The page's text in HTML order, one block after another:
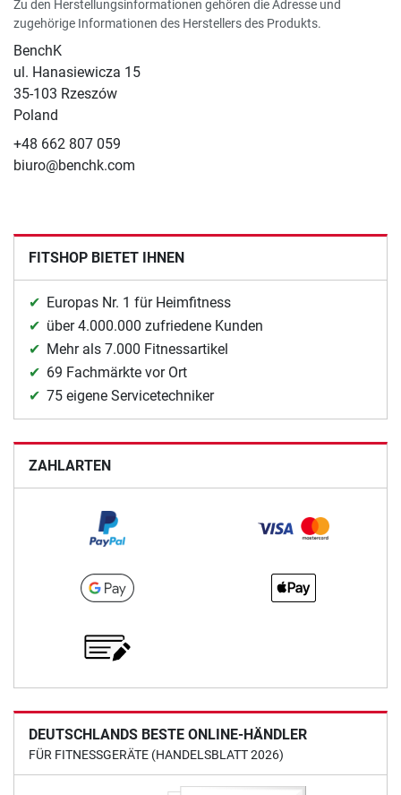
Zu den Herstellungsinformationen gehören die Adresse und
zugehörige Informationen des Herstellers des Produkts.
BenchK
ul. Hanasiewicza 15
35-103 Rzeszów
Poland
+48 662 807 059
biuro@benchk.com
FITSHOP BIETET IHNEN
Europas Nr. 1 für Heimfitness
über 4.000.000 zufriedene Kunden
Mehr als 7.000 Fitnessartikel
69 Fachmärkte vor Ort
75 eigene Servicetechniker
ZAHLARTEN
DEUTSCHLANDS BESTE ONLINE-HÄNDLER
FÜR FITNESSGERÄTE (HANDELSBLATT 2026)